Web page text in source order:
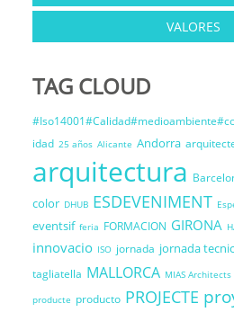
VALORES
TAG CLOUD
idad 25 años Alicante Andorra
arquitectura
color DHUB ESDEVENIMENT
eventsif feria FORMACION GIRONA
innovacio ISO jornada jornada
tagliatella MALLORCA MIAS Architects
producte producto PROJECTE